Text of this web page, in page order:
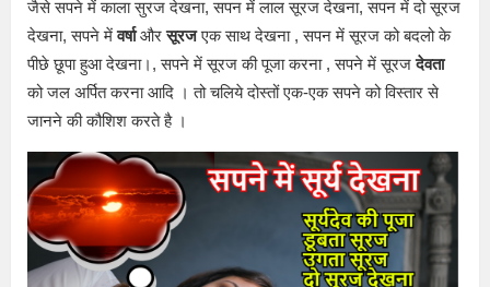
जैसे सपने में काला सुरज देखना, सपन में लाल सूरज देखना, सपन में दो सूरज
देखना, सपने मेंवर्षाऔरसूरजएक साथ देखना , सपन में सूरज को बदलो के
पीछे छूपा हुआ देखना।, सपने में सूरज की पूजा करना , सपने में सूरजदेवता
को जल अर्पित करना आदि । तो चलिये दोस्तों एक-एक सपने को विस्तार से
जानने की कौशिश करते है ।